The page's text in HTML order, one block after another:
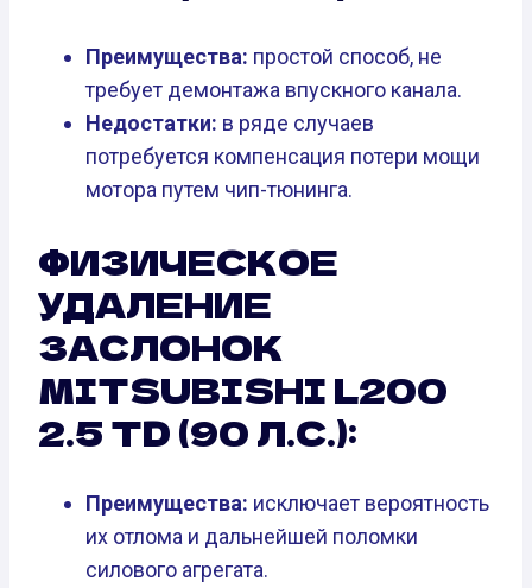
Преимущества: простой способ, не
требует демонтажа впускного канала.
Недостатки: в ряде случаев
потребуется компенсация потери мощи
мотора путем чип-тюнинга.
ФИЗИЧЕСКОЕ
УДАЛЕНИЕ
ЗАСЛОНОК
MITSUBISHI L200
2.5 TD (90 Л.С.):
Преимущества: исключает вероятность
их отлома и дальнейшей поломки
силового агрегата.